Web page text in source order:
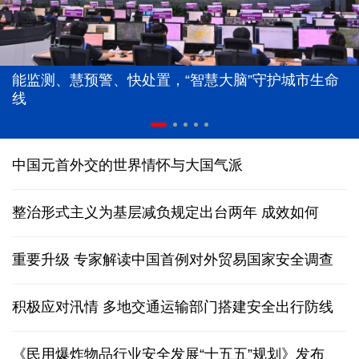
能监测、慧预警、快处置，“智慧大脑”守护城市生命
线
中国元首外交的世界情怀与大国气派
整治形式主义为基层减负规定出台两年 成效如何
重要升级 专家解读中国首例对外贸易国家安全调查
积极应对汛情 多地交通运输部门搭建安全出行防线
《民用爆炸物品行业安全发展“十五五”规划》发布